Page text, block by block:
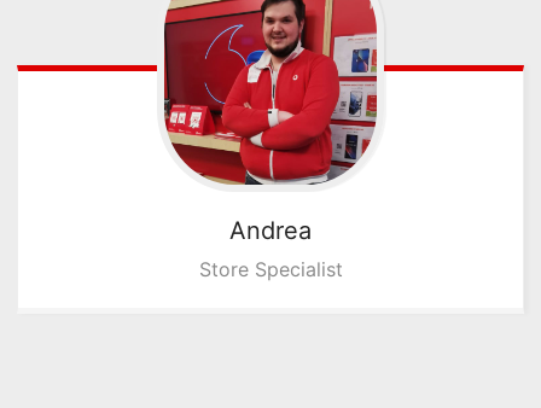
Andrea
Store Specialist